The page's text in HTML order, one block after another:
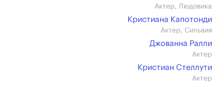
Актер, Людовика
Кристиана Капотонди
Актер, Сильвия
Джованна Ралли
Актер
Кристиан Стеллути
Актер